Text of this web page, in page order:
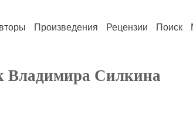
Произведения Рецензии Поиск
Владимира Силкина